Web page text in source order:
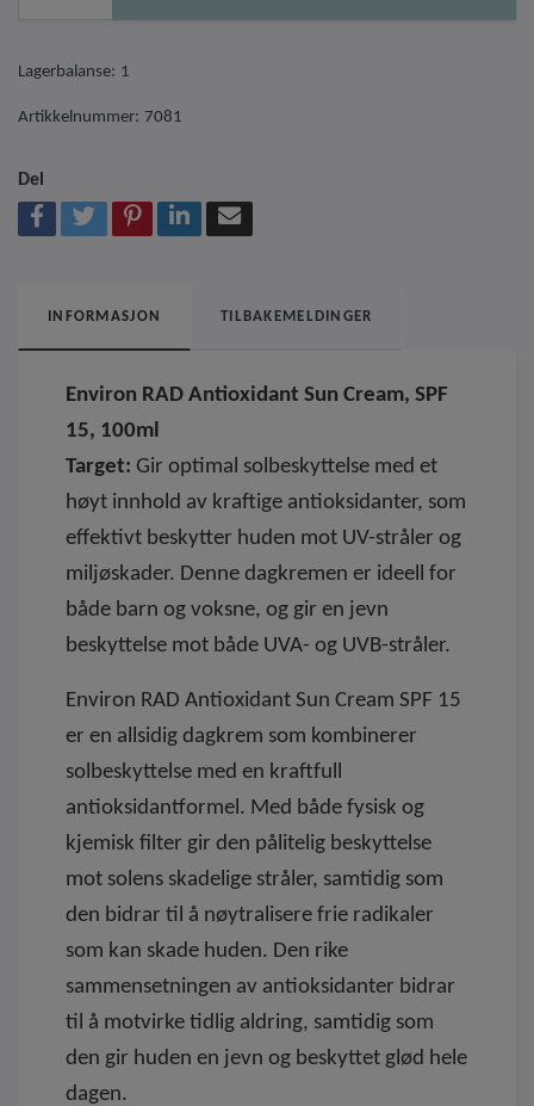
Lagerbalanse: 1
Artikkelnummer: 7081
Del
INFORMASJON TILBAKEMELDINGER
Environ RAD Antioxidant Sun Cream, SPF
15, 100ml
Target: Gir optimal solbeskyttelse med et
høyt innhold av kraftige antioksidanter, som
effektivt beskytter huden mot UV-stråler og
miljøskader. Denne dagkremen er ideell for
både barn og voksne, og gir en jevn
beskyttelse mot både UVA- og UVB-stråler.
Environ RAD Antioxidant Sun Cream SPF 15
er en allsidig dagkrem som kombinerer
solbeskyttelse med en kraftfull
antioksidantformel. Med både fysisk og
kjemisk filter gir den pålitelig beskyttelse
mot solens skadelige stråler, samtidig som
den bidrar til å nøytralisere frie radikaler
som kan skade huden. Den rike
sammensetningen av antioksidanter bidrar
til å motvirke tidlig aldring, samtidig som
den gir huden en jevn og beskyttet glød hele
dagen.